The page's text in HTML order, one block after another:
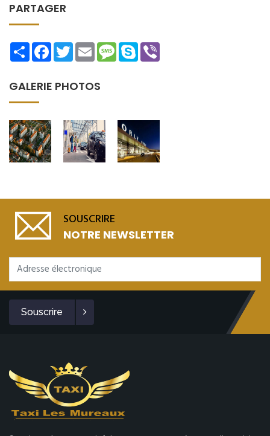
PARTAGER
ShareFacebookTwitterEmailMessage
Skype
GALERIE PHOTOS
SOUSCRIRE
NOTRE NEWSLETTER
Souscrire